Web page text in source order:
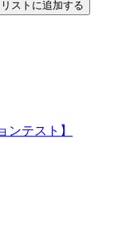
リストに追加する
ンテスト】